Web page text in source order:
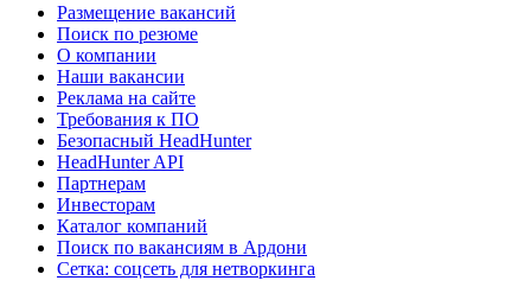
Размещение вакансий
Поиск по резюме
О компании
Наши вакансии
Реклама на сайте
Требования к ПО
Безопасный HeadHunter
HeadHunter API
Партнерам
Инвесторам
Каталог компаний
Поиск по вакансиям в Ардони
Сетка: соцсеть для нетворкинга